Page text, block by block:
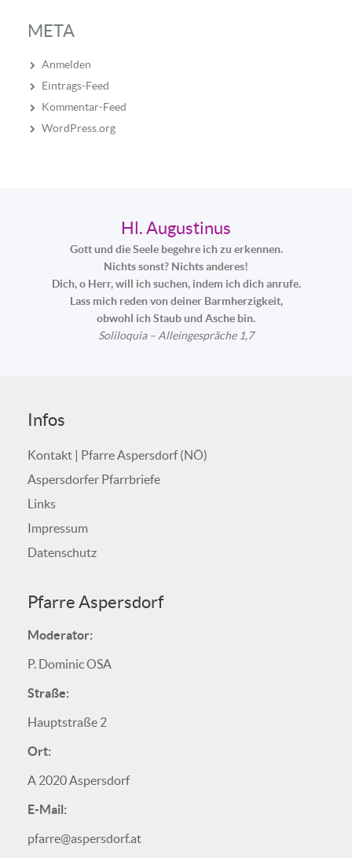
META
Anmelden
Eintrags-Feed
Kommentar-Feed
WordPress.org
Hl. Augustinus
Gott und die Seele begehre ich zu erkennen.
Nichts sonst? Nichts anderes!
Dich, o Herr, will ich suchen, indem ich dich anrufe.
Lass mich reden von deiner Barmherzigkeit,
obwohl ich Staub und Asche bin.
Soliloquia – Alleingespräche 1,7
Infos
Kontakt | Pfarre Aspersdorf (NÖ)
Aspersdorfer Pfarrbriefe
Links
Impressum
Datenschutz
Pfarre Aspersdorf
Moderator:
P. Dominic OSA
Straße:
Hauptstraße 2
Ort:
A 2020 Aspersdorf
E-Mail:
pfarre@aspersdorf.at